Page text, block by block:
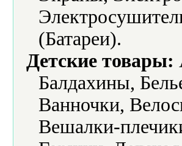
(Батареи).
Детские товары:
Балдахины,
Ванночки,
Вешалки-